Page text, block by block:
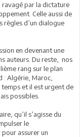
ravagé par la dictature
Celle aussi de
règles d’un dialogue
en devenant une
auteurs. Du reste, nos
rang sur le plan
: Algérie, Maroc,
et il est urgent de
possibles.
qu’il s’agisse du
le
assurer un